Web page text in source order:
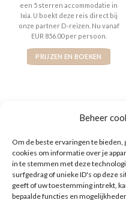
Beheer
Om de beste ervaringen te
cookies om informatie over je
in te stemmen met deze
surfgedrag of unieke ID's op deze
geeft of uw toestemming intrekt,
bepaalde functies en
een 5 sterren accommodatie in
Ixia. U boekt deze reis direct bij
onze partner D-reizen. Nu vanaf
EUR 856.00 per persoon.
PRIJZEN EN BOEKEN
WAT ZE